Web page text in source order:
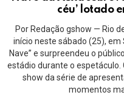
céu’ lotado
Por Redação gshow — Rio
início neste sábado (25), em
Nave” e surpreendeu o
estádio durante o
show da série de
momentos